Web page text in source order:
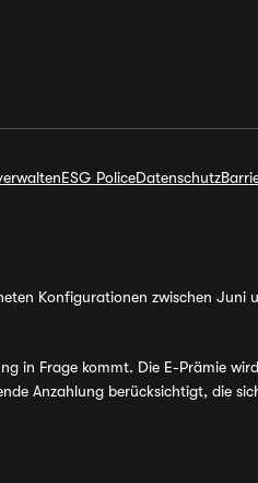
ESG PoliceDatenschutz
Konfigurationen zwischen Juni
in Frage kommt. Die E-Prämie
Anzahlung berücksichtigt, die